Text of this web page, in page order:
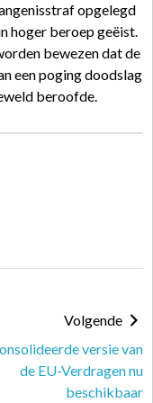
opgelegd
hoger beroep geëist.
bewezen dat de
een poging doodslag
beroofde.
Volgende
versie van
de EU-Verdragen nu
beschikbaar